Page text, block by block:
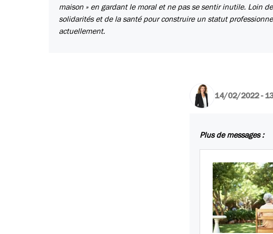
maison » en gardant le moral et ne pas se sentir inutile. Loin
solidarités et de la santé pour construire un statut
actuellement.
14/02/2022 -
Plus de messages :